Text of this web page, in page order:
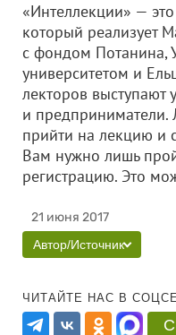
«Интеллекции» —
который реализует
с фондом Потанина,
университетом и
лекторов выступают
и
прийти на лекцию и
Вам нужно лишь
регистрацию. Это
21 июня 2017
Автор/Источник
ЧИТАЙТЕ НАС В